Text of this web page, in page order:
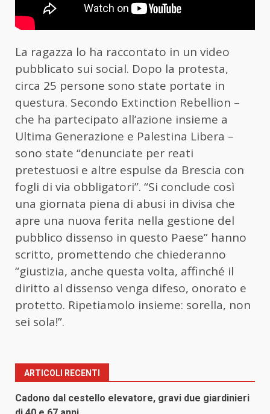
La ragazza lo ha raccontato in un video
pubblicato sui social. Dopo la protesta,
circa 25 persone sono state portate in
questura. Secondo Extinction Rebellion –
che ha partecipato all’azione insieme a
Ultima Generazione e Palestina Libera –
sono state “denunciate per reati
pretestuosi e altre espulse da Brescia con
fogli di via obbligatori”. “Si conclude così
una giornata piena di abusi in divisa che
apre una nuova ferita nella gestione del
pubblico dissenso in questo Paese” hanno
scritto, promettendo che chiederanno
“giustizia, anche questa volta, affinché il
diritto al dissenso venga difeso, onorato e
protetto. Ripetiamolo insieme: sorella, non
sei sola!”.
ARTICOLI RECENTI
Cadono dal cestello elevatore, gravi due giardinieri